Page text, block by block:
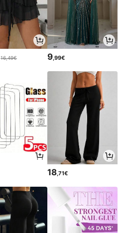
16,49€ 9 ,99€
18,71€